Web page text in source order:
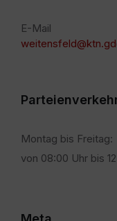
E-Mail
Montag bis Freitag:
von 08:00 Uhr bis